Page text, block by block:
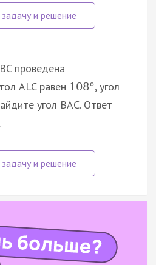
проведена
ALC равен 108°, угол
угол BAC. Ответ